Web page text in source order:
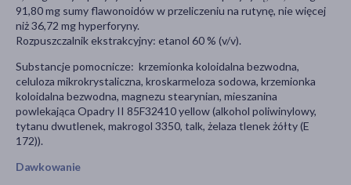
91,80 mg sumy flawonoidów w przeliczeniu na rutynę, nie więcej
niż 36,72 mg hyperforyny.
Rozpuszczalnik ekstrakcyjny: etanol 60 % (v/v).
Substancje pomocnicze: krzemionka koloidalna bezwodna,
celuloza mikrokrystaliczna, kroskarmeloza sodowa, krzemionka
koloidalna bezwodna, magnezu stearynian, mieszanina
powlekająca Opadry II 85F32410 yellow (alkohol poliwinylowy,
tytanu dwutlenek, makrogol 3350, talk, żelaza tlenek żółty (E
172)).
Dawkowanie